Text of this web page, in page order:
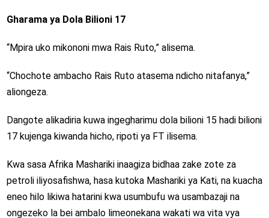
Gharama ya Dola Bilioni 17
“Mpira uko mikononi mwa Rais Ruto,” alisema.
“Chochote ambacho Rais Ruto atasema ndicho nitafanya,”
aliongeza.
Dangote alikadiria kuwa ingegharimu dola bilioni 15 hadi bilioni
17 kujenga kiwanda hicho, ripoti ya FT ilisema.
Kwa sasa Afrika Mashariki inaagiza bidhaa zake zote za
petroli iliyosafishwa, hasa kutoka Mashariki ya Kati, na kuacha
eneo hilo likiwa hatarini kwa usumbufu wa usambazaji na
ongezeko la bei ambalo limeonekana wakati wa vita vya